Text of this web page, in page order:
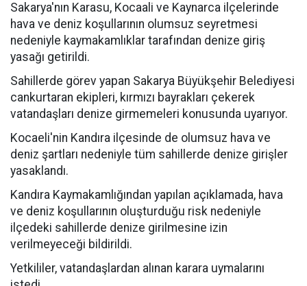
Sakarya'nın Karasu, Kocaali ve Kaynarca ilçelerinde
hava ve deniz koşullarının olumsuz seyretmesi
nedeniyle kaymakamlıklar tarafından denize giriş
yasağı getirildi.
Sahillerde görev yapan Sakarya Büyükşehir Belediyesi
cankurtaran ekipleri, kırmızı bayrakları çekerek
vatandaşları denize girmemeleri konusunda uyarıyor.
Kocaeli'nin Kandıra ilçesinde de olumsuz hava ve
deniz şartları nedeniyle tüm sahillerde denize girişler
yasaklandı.
Kandıra Kaymakamlığından yapılan açıklamada, hava
ve deniz koşullarının oluşturduğu risk nedeniyle
ilçedeki sahillerde denize girilmesine izin
verilmeyeceği bildirildi.
Yetkililer, vatandaşlardan alınan karara uymalarını